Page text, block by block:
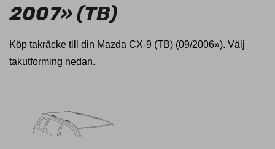
2007» (TB)
Köp takräcke till din Mazda CX-9 (TB) (09/2006»). Välj
takutforming nedan.